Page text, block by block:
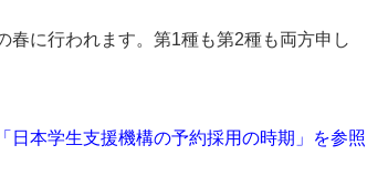
春に行われます。第1種も第2種も両方申し
日本学生支援機構の予約採用の時期」を参照